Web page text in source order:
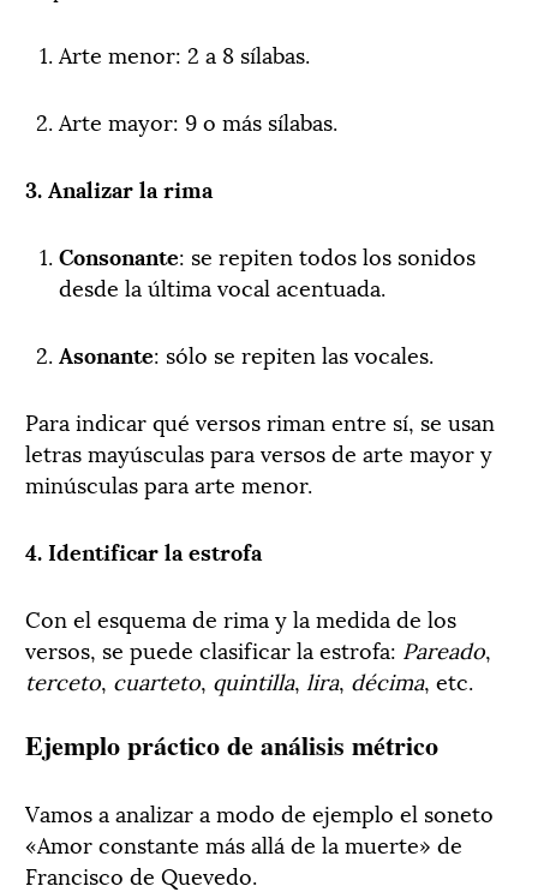
Arte menor: 2 a 8 sílabas.
Arte mayor: 9 o más sílabas.
3. Analizar la rima
Consonante: se repiten todos los sonidos
desde la última vocal acentuada.
Asonante: sólo se repiten las vocales.
Para indicar qué versos riman entre sí, se usan
letras mayúsculas para versos de arte mayor y
minúsculas para arte menor.
4. Identificar la estrofa
Con el esquema de rima y la medida de los
versos, se puede clasificar la estrofa: Pareado,
terceto, cuarteto, quintilla, lira, décima, etc.
Ejemplo práctico de análisis métrico
Vamos a analizar a modo de ejemplo el soneto
«Amor constante más allá de la muerte» de
Francisco de Quevedo.